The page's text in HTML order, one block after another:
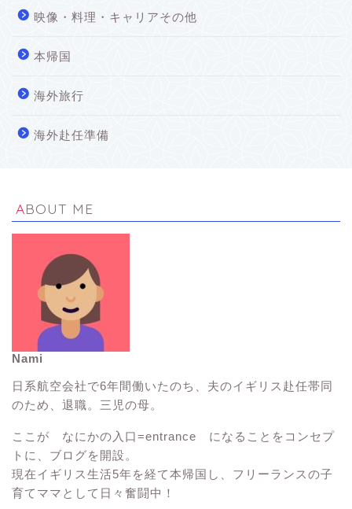
映像・料理・キャリアその他
本帰国
海外旅行
海外赴任準備
ABOUT ME
Nami
日系航空会社で6年間働いたのち、夫のイギリス赴任帯同
のため、退職。三児の母。
ここが なにかの入口=entrance になることをコンセプ
トに、ブログを開設。
現在イギリス生活5年を経て本帰国し、フリーランスの子
育てママとして日々奮闘中！
イギリス生活Tips
子連れ海外旅行